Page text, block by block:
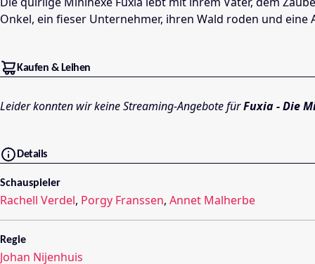
Onkel, ein fieser Unternehmer, ihren Wald roden und
Kaufen & Leihen
Leider konnten wir keine Streaming-Angebote fürFuxia - Die
Details
Schauspieler
Rachell Verdel, Porgy Franssen, Annet Malherbe
Regie
Johan Nijenhuis